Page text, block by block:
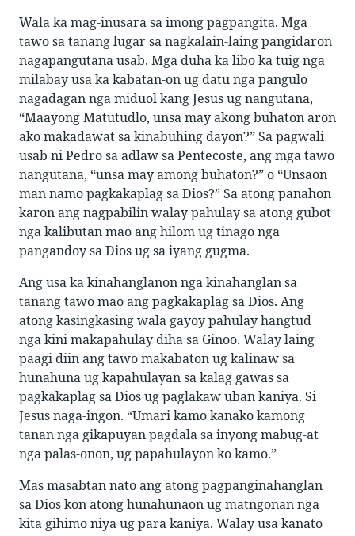
Wala ka mag-inusara sa imong pagpangita. Mga
tawo sa tanang lugar sa nagkalain-laing pangidaron
nagapangutana usab. Mga duha ka libo ka tuig nga
milabay usa ka kabatan-on ug datu nga pangulo
nagadagan nga miduol kang Jesus ug nangutana,
“Maayong Matutudlo, unsa may akong buhaton aron
ako makadawat sa kinabuhing dayon?” Sa pagwali
usab ni Pedro sa adlaw sa Pentecoste, ang mga tawo
nangutana, “unsa may among buhaton?” o “Unsaon
man namo pagkakaplag sa Dios?” Sa atong panahon
karon ang nagpabilin walay pahulay sa atong gubot
nga kalibutan mao ang hilom ug tinago nga
pangandoy sa Dios ug sa iyang gugma.
Ang usa ka kinahanglanon nga kinahanglan sa
tanang tawo mao ang pagkakaplag sa Dios. Ang
atong kasingkasing wala gayoy pahulay hangtud
nga kini makapahulay diha sa Ginoo. Walay laing
paagi diin ang tawo makabaton ug kalinaw sa
hunahuna ug kapahulayan sa kalag gawas sa
pagkakaplag sa Dios ug paglakaw uban kaniya. Si
Jesus naga-ingon. “Umari kamo kanako kamong
tanan nga gikapuyan pagdala sa inyong mabug-at
nga palas-onon, ug papahulayon ko kamo.”
Mas masabtan nato ang atong pagpanginahanglan
sa Dios kon atong hunahunaon ug matngonan nga
kita gihimo niya ug para kaniya. Walay usa kanato